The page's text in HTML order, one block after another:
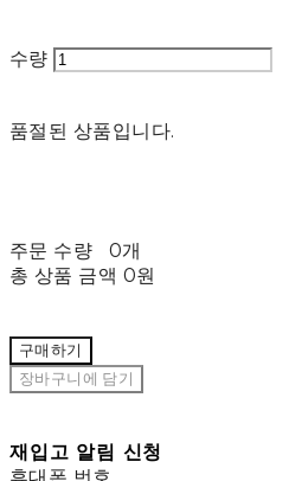
수량
품절된 상품입니다.
주문 수량
0개
총 상품 금액 0원
구매하기
장바구니에 담기
재입고 알림 신청